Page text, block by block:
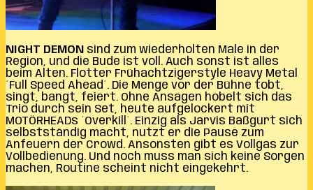
NIGHT DEMON sind zum wiederholten Male in der
Region, und die Bude ist voll. Auch sonst ist alles
beim Alten. Flotter Frühachtzigerstyle Heavy Metal
´Full Speed Ahead´. Die Menge vor der Bühne tobt,
singt, bangt, feiert. Ohne Ansagen hobelt sich das
Trio durch sein Set, heute aufgelockert mit
MOTÖRHEADs ´Overkill´. Einzig als Jarvis Baßgurt sich
selbstständig macht, nutzt er die Pause zum
Anfeuern der Crowd. Ansonsten gibt es Vollgas zur
Vollbedienung. Und noch muss man sich keine Sorgen
machen, Routine scheint nicht eingekehrt.